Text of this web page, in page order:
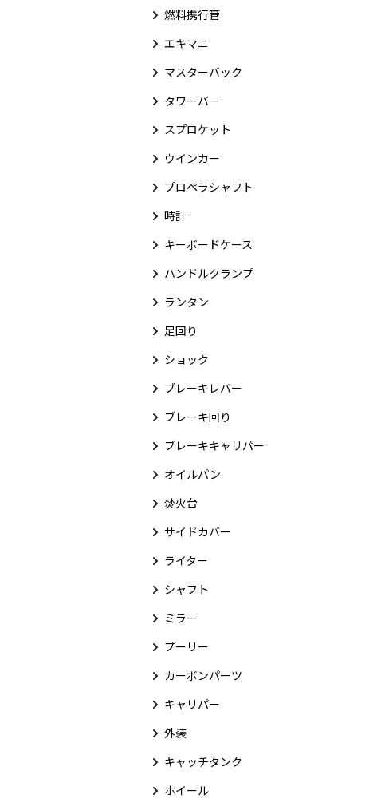
燃料携行管
エキマニ
マスターバック
タワーバー
スプロケット
ウインカー
プロペラシャフト
時計
キーボードケース
ハンドルクランプ
ランタン
足回り
ショック
ブレーキレバー
ブレーキ回り
ブレーキキャリパー
オイルパン
焚火台
サイドカバー
ライター
シャフト
ミラー
プーリー
カーボンパーツ
キャリパー
外装
キャッチタンク
ホイール